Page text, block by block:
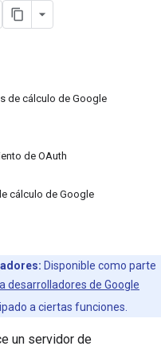
de cálculo de Google
de OAuth
cálculo de Google
Disponible como parte
desarrolladores de Google
a ciertas funciones.
un servidor de